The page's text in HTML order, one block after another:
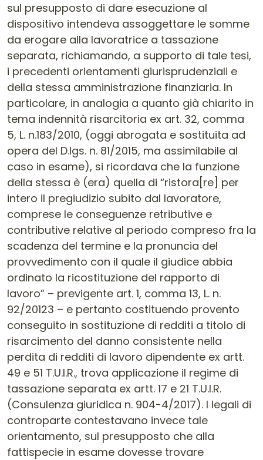
sul presupposto di dare esecuzione al
dispositivo intendeva assoggettare le somme
da erogare alla lavoratrice a tassazione
separata, richiamando, a supporto di tale tesi,
i precedenti orientamenti giurisprudenziali e
della stessa amministrazione finanziaria. In
particolare, in analogia a quanto già chiarito in
tema indennità risarcitoria ex art. 32, comma
5, L. n.183/2010, (oggi abrogata e sostituita ad
opera del D.lgs. n. 81/2015, ma assimilabile al
caso in esame), si ricordava che la funzione
della stessa è (era) quella di “ristora[re] per
intero il pregiudizio subito dal lavoratore,
comprese le conseguenze retributive e
contributive relative al periodo compreso fra la
scadenza del termine e la pronuncia del
provvedimento con il quale il giudice abbia
ordinato la ricostituzione del rapporto di
lavoro” – previgente art. 1, comma 13, L. n.
92/20123 – e pertanto costituendo provento
conseguito in sostituzione di redditi a titolo di
risarcimento del danno consistente nella
perdita di redditi di lavoro dipendente ex artt.
49 e 51 T.U.I.R., trova applicazione il regime di
tassazione separata ex artt. 17 e 21 T.U.I.R.
(Consulenza giuridica n. 904-4/2017). I legali di
controparte contestavano invece tale
orientamento, sul presupposto che alla
fattispecie in esame dovesse trovare